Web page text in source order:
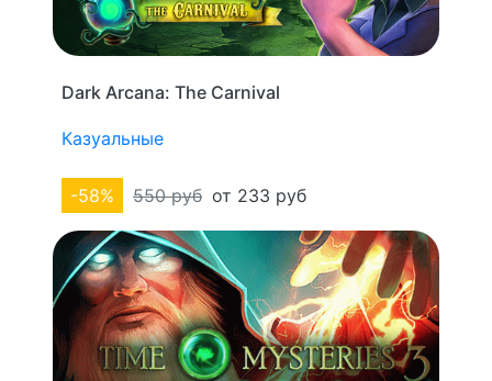
Dark Arcana: The Carnival
Казуальные
-58% 550 руб от 233 руб